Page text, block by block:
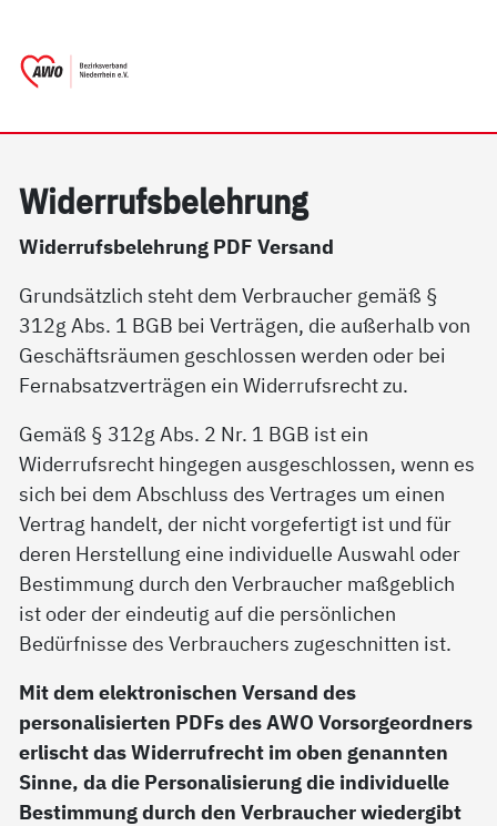
Wi­der­rufs­be­leh­rung
Widerrufsbelehrung PDF Versand
Grundsätzlich steht dem Verbraucher gemäß §
312g Abs. 1 BGB bei Verträgen, die außerhalb von
Geschäftsräumen geschlossen werden oder bei
Fernabsatzverträgen ein Widerrufsrecht zu.
Gemäß § 312g Abs. 2 Nr. 1 BGB ist ein
Widerrufsrecht hingegen ausgeschlossen, wenn es
sich bei dem Abschluss des Vertrages um einen
Vertrag handelt, der nicht vorgefertigt ist und für
deren Herstellung eine individuelle Auswahl oder
Bestimmung durch den Verbraucher maßgeblich
ist oder der eindeutig auf die persönlichen
Bedürfnisse des Verbrauchers zugeschnitten ist.
Mit dem elektronischen Versand des
personalisierten PDFs des AWO Vorsorgeordners
erlischt das Widerrufrecht im oben genannten
Sinne, da die Personalisierung die individuelle
Bestimmung durch den Verbraucher wiedergibt